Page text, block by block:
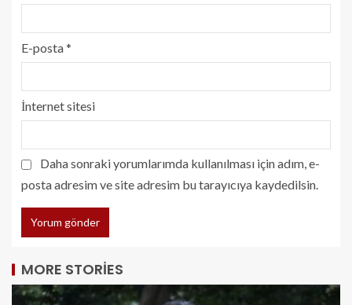
E-posta*
İnternet sitesi
Daha sonraki yorumlarımda kullanılması için adım, e-
posta adresim ve site adresim bu tarayıcıya kaydedilsin.
MORE STORIES